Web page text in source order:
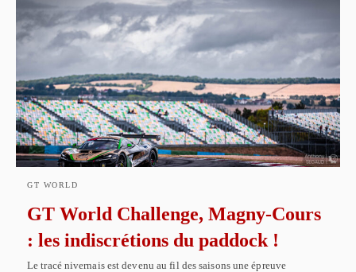
GT WORLD
GT World Challenge, Magny-Cours
: les indiscrétions du paddock !
Le tracé nivernais est devenu au fil des saisons une épreuve